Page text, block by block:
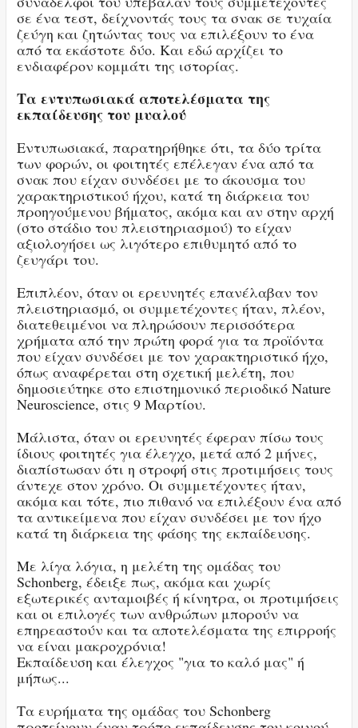
σε ένα τεστ, δείχνοντάς τους τα σνακ σε τυχαία
ζεύγη και ζητώντας τους να επιλέξουν το ένα
από τα εκάστοτε δύο. Και εδώ αρχίζει το
ενδιαφέρον κομμάτι της ιστορίας.
Τα εντυπωσιακά αποτελέσματα της
εκπαίδευσης του μυαλού
Εντυπωσιακά, παρατηρήθηκε ότι, τα δύο τρίτα
των φορών, οι φοιτητές επέλεγαν ένα από τα
σνακ που είχαν συνδέσει με το άκουσμα του
χαρακτηριστικού ήχου, κατά τη διάρκεια του
προηγούμενου βήματος, ακόμα και αν στην αρχή
(στο στάδιο του πλειστηριασμού) το είχαν
αξιολογήσει ως λιγότερο επιθυμητό από το
ζευγάρι του.
Επιπλέον, όταν οι ερευνητές επανέλαβαν τον
πλειστηριασμό, οι συμμετέχοντες ήταν, πλέον,
διατεθειμένοι να πληρώσουν περισσότερα
χρήματα από την πρώτη φορά για τα προϊόντα
που είχαν συνδέσει με τον χαρακτηριστικό ήχο,
όπως αναφέρεται στη σχετική μελέτη, που
δημοσιεύτηκε στο επιστημονικό περιοδικό Nature
Neuroscience, στις 9 Μαρτίου.
Μάλιστα, όταν οι ερευνητές έφεραν πίσω τους
ίδιους φοιτητές για έλεγχο, μετά από 2 μήνες,
διαπίστωσαν ότι η στροφή στις προτιμήσεις τους
άντεχε στον χρόνο. Οι συμμετέχοντες ήταν,
ακόμα και τότε, πιο πιθανό να επιλέξουν ένα από
τα αντικείμενα που είχαν συνδέσει με τον ήχο
κατά τη διάρκεια της φάσης της εκπαίδευσης.
Με λίγα λόγια, η μελέτη της ομάδας του
Schonberg, έδειξε πως, ακόμα και χωρίς
εξωτερικές ανταμοιβές ή κίνητρα, οι προτιμήσεις
και οι επιλογές των ανθρώπων μπορούν να
επηρεαστούν και τα αποτελέσματα της επιρροής
να είναι μακροχρόνια!
Εκπαίδευση και έλεγχος "για το καλό μας" ή
μήπως...
Τα ευρήματα της ομάδας του Schonberg